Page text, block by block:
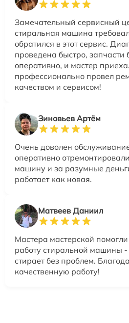
Замечательный сервисный
стиральная машина
обратился в этот сервис.
проведена быстро,
оперативно, и мастер
профессионально провел
качеством и сервисом!
Зиновьев Артём
Очень доволен
оперативно
машину и за разумные
работает как новая.
Матвеев Даниил
Мастера мастерской
работу стиральной машины -
стирает без проблем.
качественную работу!